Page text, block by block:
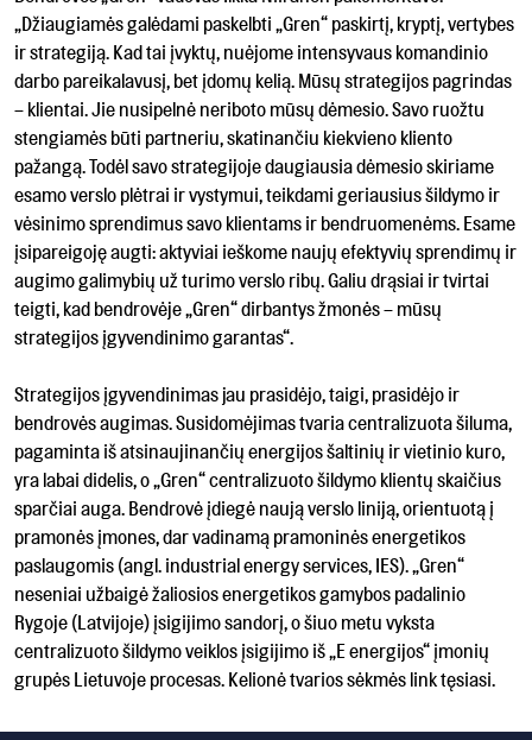
„Džiaugiamės galėdami paskelbti „Gren“ paskirtį, kryptį, vertybes
ir strategiją. Kad tai įvyktų, nuėjome intensyvaus komandinio
darbo pareikalavusį, bet įdomų kelią. Mūsų strategijos pagrindas
– klientai. Jie nusipelnė neriboto mūsų dėmesio. Savo ruožtu
stengiamės būti partneriu, skatinančiu kiekvieno kliento
pažangą. Todėl savo strategijoje daugiausia dėmesio skiriame
esamo verslo plėtrai ir vystymui, teikdami geriausius šildymo ir
vėsinimo sprendimus savo klientams ir bendruomenėms. Esame
įsipareigoję augti: aktyviai ieškome naujų efektyvių sprendimų ir
augimo galimybių už turimo verslo ribų. Galiu drąsiai ir tvirtai
teigti, kad bendrovėje „Gren“ dirbantys žmonės – mūsų
strategijos įgyvendinimo garantas“.
Strategijos įgyvendinimas jau prasidėjo, taigi, prasidėjo ir
bendrovės augimas. Susidomėjimas tvaria centralizuota šiluma,
pagaminta iš atsinaujinančių energijos šaltinių ir vietinio kuro,
yra labai didelis, o „Gren“ centralizuoto šildymo klientų skaičius
sparčiai auga. Bendrovė įdiegė naują verslo liniją, orientuotą į
pramonės įmones, dar vadinamą pramoninės energetikos
paslaugomis (angl. industrial energy services, IES). „Gren“
neseniai užbaigė žaliosios energetikos gamybos padalinio
Rygoje (Latvijoje) įsigijimo sandorį, o šiuo metu vyksta
centralizuoto šildymo veiklos įsigijimo iš „E energijos“ įmonių
grupės Lietuvoje procesas. Kelionė tvarios sėkmės link tęsiasi.